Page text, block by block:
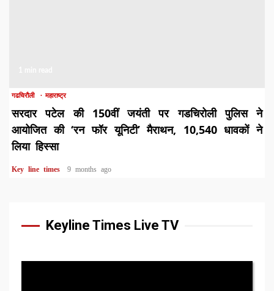
गढचिरौली महाराष्ट्र
सरदार पटेल की 150वीं जयंती पर गडचिरोली पुलिस ने
आयोजित की ‘रन फॉर यूनिटी’ मैराथन, 10,540 धावकों ने
लिया हिस्सा
Key line times 9 months ago
Keyline Times Live TV